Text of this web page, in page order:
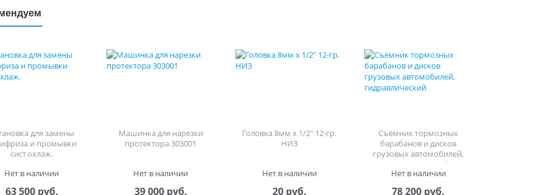
для замены
и промывки
сист.охлаж.
Нет в наличии
63 500 руб.
Машинка для нарезки
протектора 303001
Нет в наличии
39 000 руб.
Головка 8мм х 1/2" 12-гр.
НИЗ
Нет в наличии
20 руб.
Съёмник тормозных
барабанов и дисков
грузовых автомобилей,
гидравлический
Нет в наличии
78 200 руб.